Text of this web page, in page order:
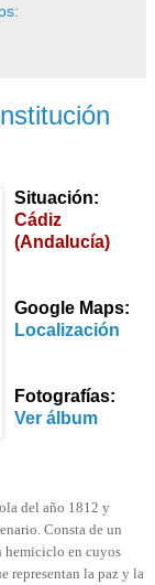
Situación:
Cádiz
(Andalucía)
Google Maps:
Localización
Fotografías:
Ver álbum
del año 1812 y
Consta de un
hemiciclo en cuyos
representan la paz y la